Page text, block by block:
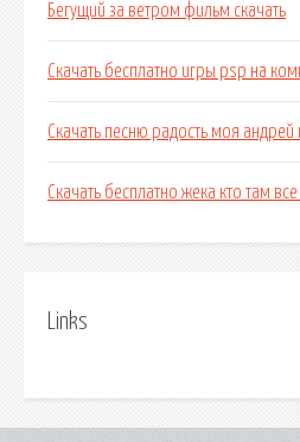
Бегущий за ветром фильм скачать
Скачать бесплатно игры psp на
Скачать песню радость моя андрей
Скачать бесплатно жека кто там
Links